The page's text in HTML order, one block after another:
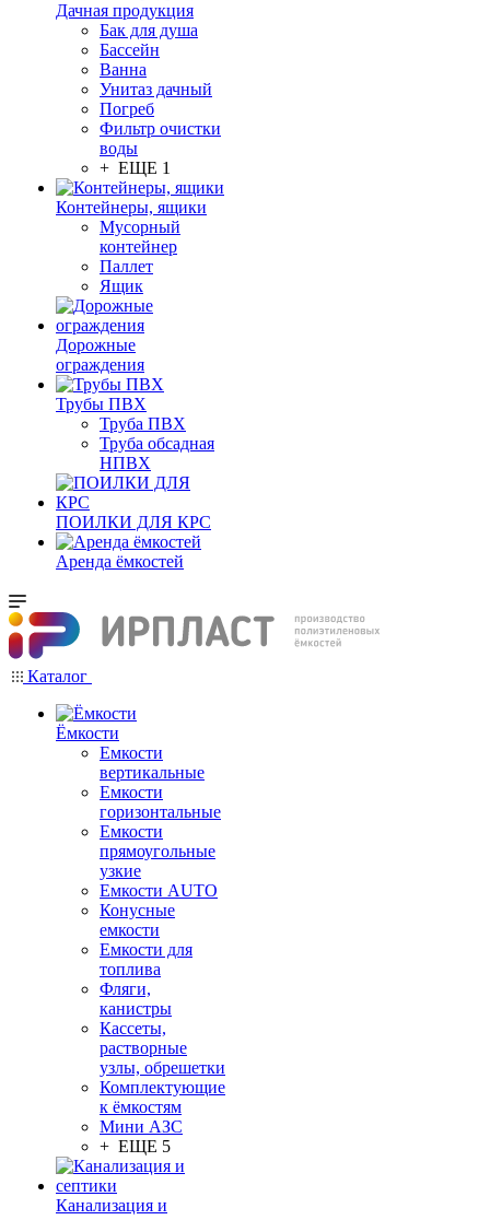
Дачная продукция
Бак для душа
Бассейн
Ванна
Унитаз дачный
Погреб
Фильтр очистки
воды
+ ЕЩЕ 1
Контейнеры, ящики
Мусорный
контейнер
Паллет
Ящик
Дорожные
ограждения
Трубы ПВХ
Труба ПВХ
Труба обсадная
НПВХ
ПОИЛКИ ДЛЯ КРС
Аренда ёмкостей
Каталог
Ёмкости
Емкости
вертикальные
Емкости
горизонтальные
Емкости
прямоугольные
узкие
Емкости АUТО
Конусные
емкости
Емкости для
топлива
Фляги,
канистры
Кассеты,
растворные
узлы, обрешетки
Комплектующие
к ёмкостям
Мини АЗС
+ ЕЩЕ 5
Канализация и